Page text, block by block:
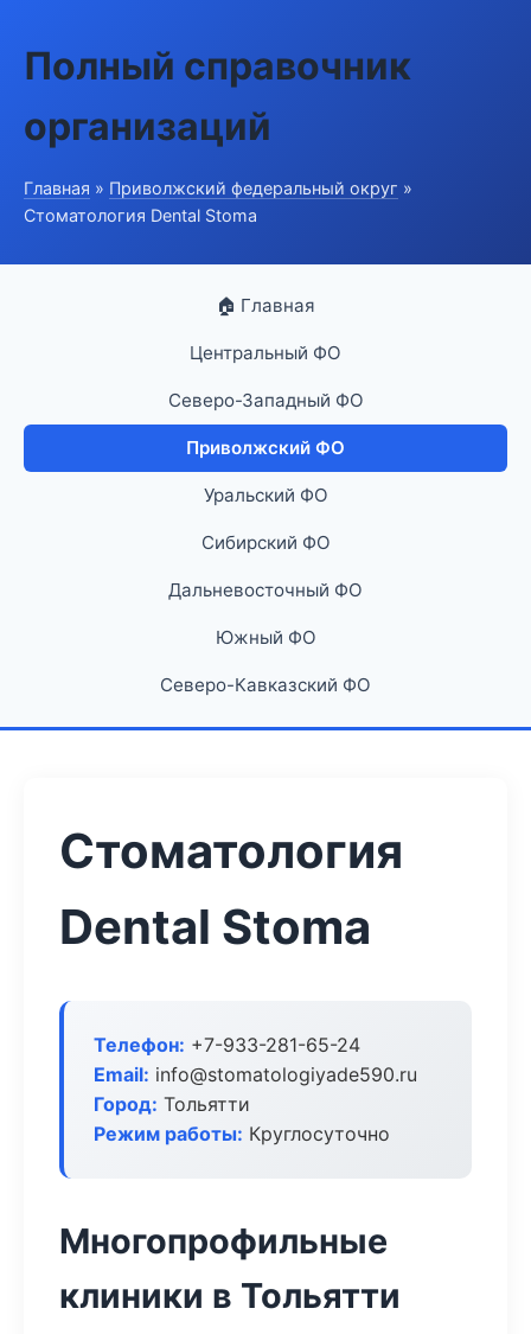
Полный справочник
организаций
Главная » Приволжский федеральный округ »
Стоматология Dental Stoma
🏠 Главная
Центральный ФО
Северо-Западный ФО
Приволжский ФО
Уральский ФО
Сибирский ФО
Дальневосточный ФО
Южный ФО
Северо-Кавказский ФО
Стоматология
Dental Stoma
Телефон: +7-933-281-65-24
Email: info@stomatologiyade590.ru
Город: Тольятти
Режим работы: Круглосуточно
Многопрофильные
клиники в Тольятти